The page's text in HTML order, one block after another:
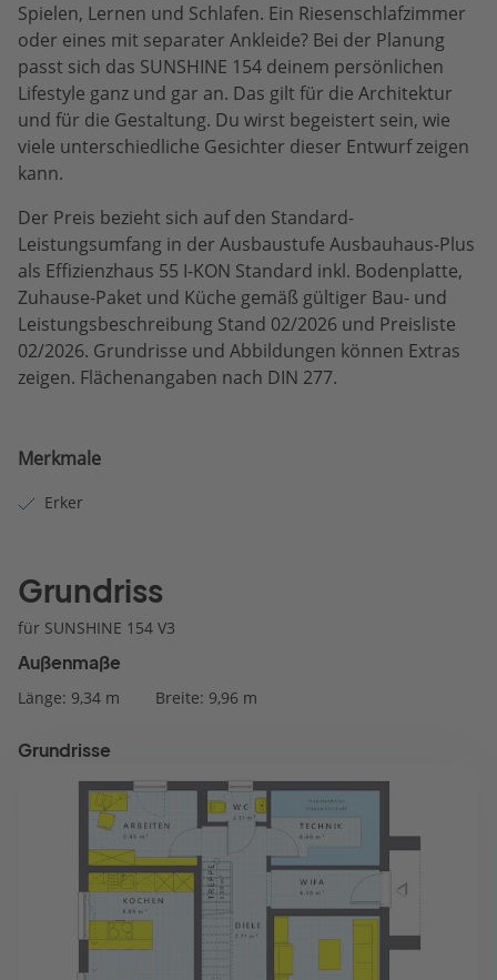
Spielen, Lernen und Schlafen. Ein Riesenschlafzimmer
oder eines mit separater Ankleide? Bei der Planung
passt sich das SUNSHINE 154 deinem persönlichen
Lifestyle ganz und gar an. Das gilt für die Architektur
und für die Gestaltung. Du wirst begeistert sein, wie
viele unterschiedliche Gesichter dieser Entwurf zeigen
kann.
Der Preis bezieht sich auf den Standard-
Leistungsumfang in der Ausbaustufe Ausbauhaus-Plus
als Effizienzhaus 55 I-KON Standard inkl. Bodenplatte,
Zuhause-Paket und Küche gemäß gültiger Bau- und
Leistungsbeschreibung Stand 02/2026 und Preisliste
02/2026. Grundrisse und Abbildungen können Extras
zeigen. Flächenangaben nach DIN 277.
Merkmale
Erker
Grundriss
für SUNSHINE 154 V3
Außenmaße
Länge: 9,34 m Breite: 9,96 m
Grundrisse